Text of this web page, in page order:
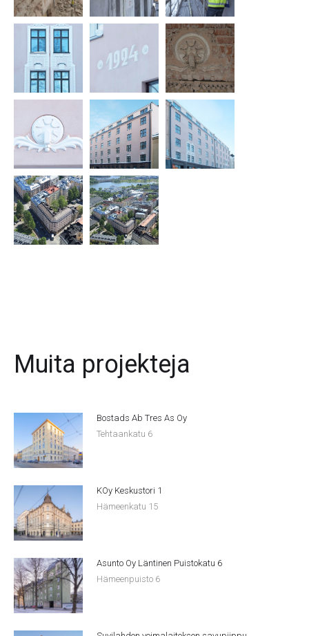
Muita projekteja
Bostads Ab Tres As Oy
Tehtaankatu 6
KOy Keskustori 1
Hämeenkatu 15
Asunto Oy Läntinen Puistokatu 6
Hämeenpuisto 6